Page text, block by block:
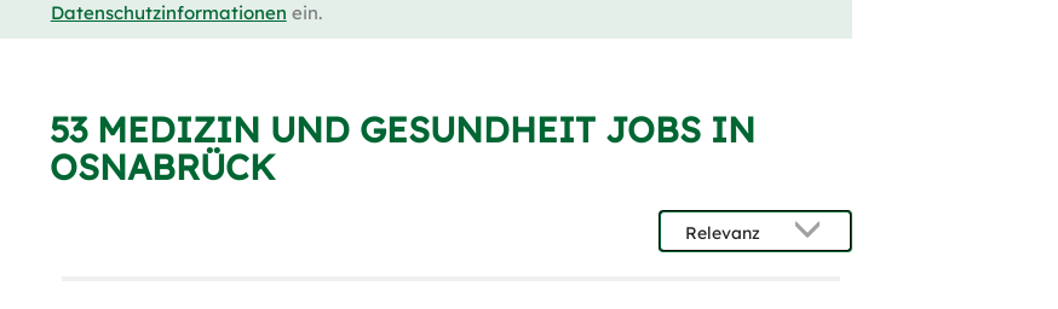
Datenschutzinformationen ein.
53 MEDIZIN UND GESUNDHEIT JOBS IN
OSNABRÜCK